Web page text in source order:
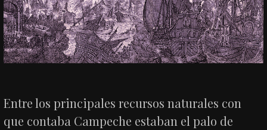
Entre los principales recursos naturales con
que contaba Campeche estaban el palo de